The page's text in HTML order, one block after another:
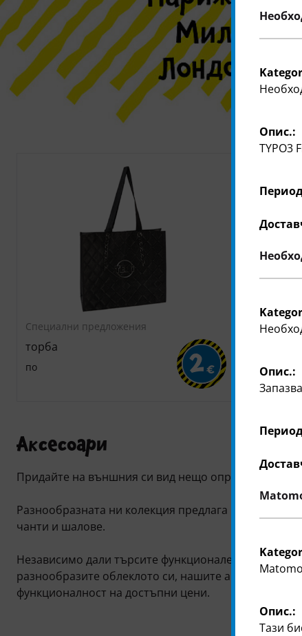
Специални предложения
торба
по 2 € по
Аксесоари
Придайте на външния си вид нещо определено със
Разнообразната ни колекция предлага всичко - от
чанти и шалове.
Независимо дали търсите функционален елемент
разнообразите облеклото си, нашите аксесоари
функционалност на достъпни цени.
Опис.:
TYPO3
Опис.:
Matomo
Опис.:
Тази